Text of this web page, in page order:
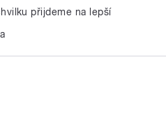
přijdeme na lepší